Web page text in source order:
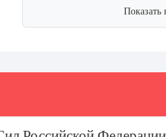
Показать